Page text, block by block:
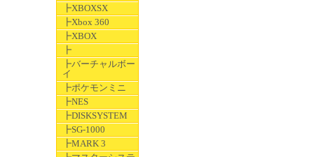
┣XBOXSX
┣Xbox 360
┣XBOX
┣
┣バーチャルボー
イ
┣ポケモンミニ
┣NES
┣DISKSYSTEM
┣SG-1000
┣MARK 3